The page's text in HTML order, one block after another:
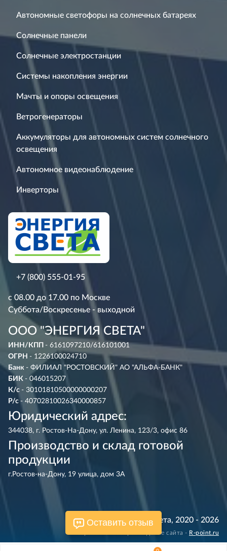
Оставить отзыв
Автономные светофоры на солнечных батареях
Солнечные панели
Солнечные электростанции
Системы накопления энергии
Мачты и опоры освещения
Ветрогенераторы
Аккумуляторы для автономных систем солнечного
освещения
Автономное видеонаблюдение
Инверторы
+7 (800) 555-01-95
с 08.00 до 17.00 по Москве
Суббота/Воскресенье - выходной
ООО "ЭНЕРГИЯ СВЕТА"
ИНН/КПП - 6161097210/616101001
ОГРН - 1226100024710
Банк - ФИЛИАЛ "РОСТОВСКИЙ" АО "АЛЬФА-БАНК"
БИК - 046015207
К/с - 30101810500000000207
Р/с - 40702810026340000857
Юридический адрес:
344038, г. Ростов-На-Дону, ул. Ленина, 123/3, офис 86
Производство и склад готовой
продукции
г.Ростов-на-Дону, 19 улица, дом 3А
© Энергия Света, 2020 - 2026
Разработка и сопровождение сайта - R‑point.ru